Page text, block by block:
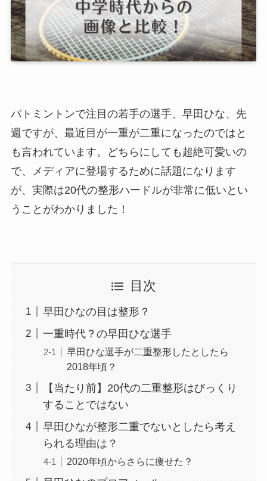
バトミントンで注目の若手の選手、早田ひな、先
週ですが、最近目が一重が二重になったのではと
も言われています。どちらにしても超絶可愛いの
で、メディアに登場するために話題になります
が、実際は20代の整形ハードルが非常に低いとい
うことがわかりました！
目次
早田ひなの目は整形？
一重時代？の早田ひな選手
早田ひな選手が二重整形したとしたら
2018年頃？
【当たり前】20代の二重整形はびっくり
することではない
早田ひなが整形二重でないとしたら考え
られる理由は？
2020年頃からさらに痩せた？